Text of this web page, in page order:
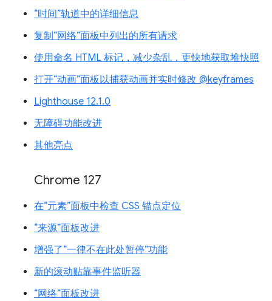
“时间”轨道中的详细信息
复制“网络”面板中列出的所有请求
使用命名 HTML 标记，减少杂乱，更快地获取堆快照
打开“动画”面板以捕获动画并实时修改 @keyframes
Lighthouse 12.1.0
无障碍功能改进
其他亮点
Chrome 127
在“元素”面板中检查 CSS 锚点定位
“来源”面板改进
增强了“一律不在此处暂停”功能
新的滚动贴靠事件监听器
“网络”面板改进